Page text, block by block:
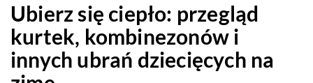
Ubierz się ciepło: przegląd
kurtek, kombinezonów i
innych ubrań dziecięcych na